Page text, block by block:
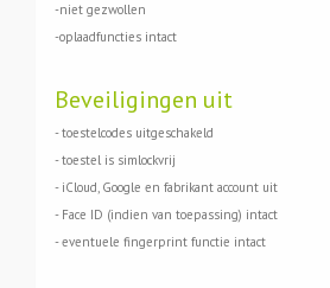
-niet gezwollen
-oplaadfuncties intact
Beveiligingen uit
- toestelcodes uitgeschakeld
- toestel is simlockvrij
- iCloud, Google en fabrikant account uit
- Face ID (indien van toepassing) intact
- eventuele fingerprint functie intact